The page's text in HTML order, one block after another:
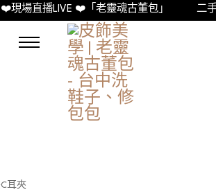
❤️現場直播LIVE ❤️「老靈魂古董包」 二